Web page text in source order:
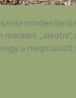
minden
a megszállott